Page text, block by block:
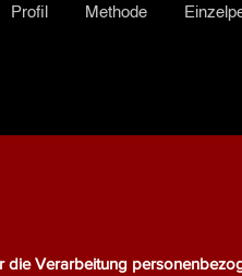
die Verarbeitung
Profil Methode